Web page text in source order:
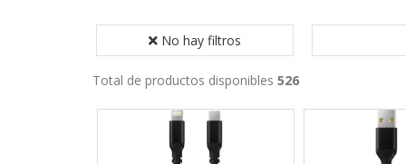
No hay filtros
Total de productos disponibles 526